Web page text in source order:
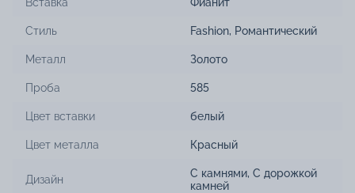
Стиль Fashion, Романтический
Металл Золото
Проба 585
Цвет вставки белый
Цвет металла Красный
Дизайн С камнями, С дорожкой
камней